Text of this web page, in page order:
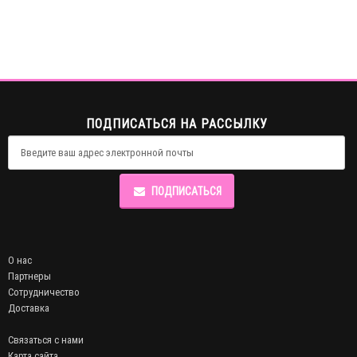
ПОДПИСАТЬСЯ НА РАССЫЛКУ
ПОДПИСАТЬСЯ
О нас
Партнеры
Сотрудничество
Доставка
Связаться с нами